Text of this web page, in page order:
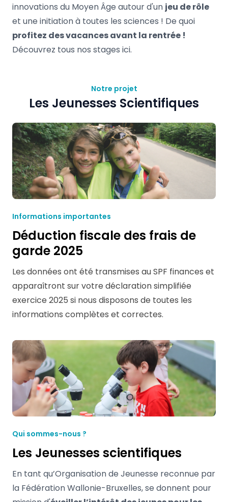
innovations du Moyen Âge autour d'un jeu de rôle
et une initiation à toutes les sciences ! De quoi
profitez des vacances avant la rentrée !
Découvrez tous nos stages ici.
Notre projet
Les Jeunesses Scientifiques
Informations importantes
Déduction fiscale des frais de
garde 2025
Les données ont été transmises au SPF finances et
apparaîtront sur votre déclaration simplifiée
exercice 2025 si nous disposons de toutes les
informations complètes et correctes.
Qui sommes-nous ?
Les Jeunesses scientifiques
En tant qu’Organisation de Jeunesse reconnue par
la Fédération Wallonie-Bruxelles, se donnent pour